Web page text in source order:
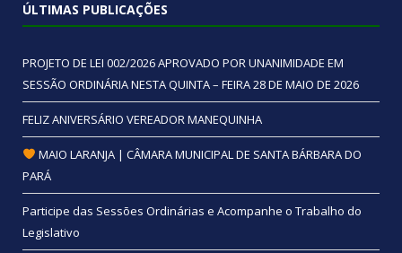
ÚLTIMAS PUBLICAÇÕES
PROJETO DE LEI 002/2026 APROVADO POR UNANIMIDADE EM
SESSÃO ORDINÁRIA NESTA QUINTA – FEIRA 28 DE MAIO DE 2026
FELIZ ANIVERSÁRIO VEREADOR MANEQUINHA
MAIO LARANJA | CÂMARA MUNICIPAL DE SANTA BÁRBARA DO
PARÁ
Participe das Sessões Ordinárias e Acompanhe o Trabalho do
Legislativo